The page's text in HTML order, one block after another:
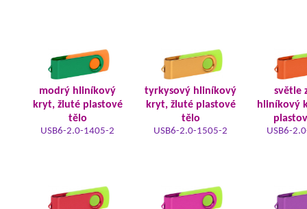
modrý hliníkový
kryt, žluté plastové
tělo
USB6-2.0-1405-2
tyrkysový hliníkový
kryt, žluté plastové
tělo
USB6-2.0-1505-2
světle
hliníkový
USB6-